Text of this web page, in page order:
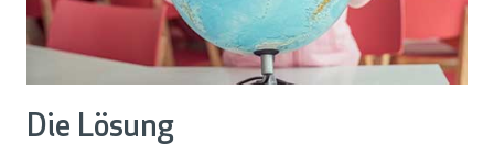
Die Lösung